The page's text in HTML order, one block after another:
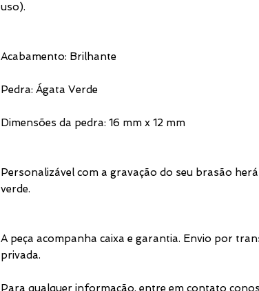
uso).
Acabamento: Brilhante
Pedra: Ágata Verde
Dimensões da pedra: 16 mm x 12 mm
Personalizável com a gravação do seu brasão
verde.
A peça acompanha caixa e garantia. Envio por
privada.
Para qualquer informação, entre em contato